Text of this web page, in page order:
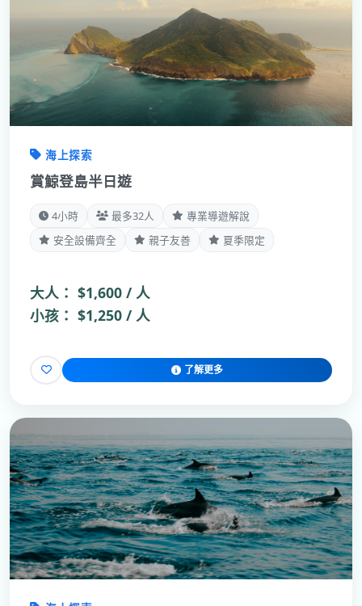
海上探索
賞鯨登島半日遊
4小時 最多32人
專業導遊解說
安全設備齊全
親子友善 夏季限定
大人： $1,600 / 人
小孩： $1,250 / 人
了解更多